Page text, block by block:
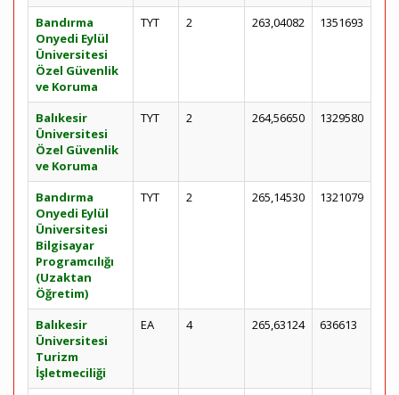
Bandırma
Onyedi Eylül
Üniversitesi
Özel Güvenlik
ve Koruma
TYT 2 263,04082 1351693
Balıkesir
Üniversitesi
Özel Güvenlik
ve Koruma
TYT 2 264,56650 1329580
Bandırma
Onyedi Eylül
Üniversitesi
Bilgisayar
Programcılığı
(Uzaktan
Öğretim)
TYT 2 265,14530 1321079
Balıkesir
Üniversitesi
Turizm
İşletmeciliği
EA 4 265,63124 636613